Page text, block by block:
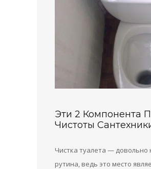
Эти 2 Компонента
Чистоты
Чистка туалета — довольно
рутина, ведь это место